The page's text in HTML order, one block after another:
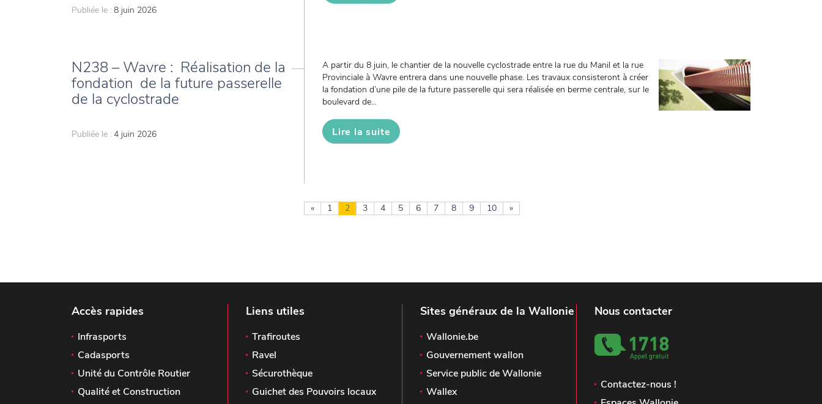
Publiée le : 8 juin 2026
N238 – Wavre : Réalisation de la
fondation de la future passerelle
de la cyclostrade
Publiée le : 4 juin 2026
A partir du 8 juin, le chantier de la nouvelle cyclostrade entre la rue du Manil et la rue
Provinciale à Wavre entrera dans une nouvelle phase. Les travaux consisteront à créer
la fondation d’une pile de la future passerelle qui sera réalisée en berme centrale, sur le
boulevard de...
Lire la suite
« 1 2 3 4 5 6 7 8 9 10 »
Accès rapides
Infrasports
Cadasports
Unité du Contrôle Routier
Qualité et Construction
Liens utiles
Trafiroutes
Ravel
Sécurothèque
Guichet des Pouvoirs locaux
Sites généraux de la Wallonie
Wallonie.be
Gouvernement wallon
Service public de Wallonie
Wallex
Nous contacter
Contactez-nous !